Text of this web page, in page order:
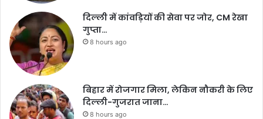
दिल्ली में कांवड़ियों की सेवा पर जोर, CM रेखा
गुप्ता…
8 hours ago
बिहार में रोजगार मिला, लेकिन नौकरी के लिए
दिल्ली-गुजरात जाना…
8 hours ago